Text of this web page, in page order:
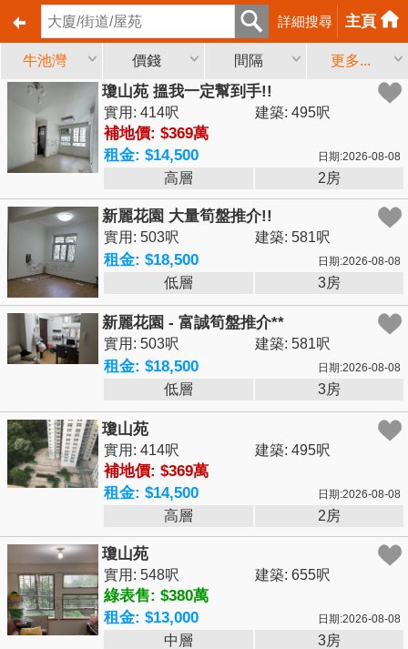
詳細搜尋 主頁
牛池灣 價錢 間隔 更多...
瓊山苑 搵我一定幫到手!!
實用: 414呎 建築: 495呎
補地價: $369萬
租金: $14,500
日期:2026-08-08
高層 2房
新麗花園 大量筍盤推介!!
實用: 503呎 建築: 581呎
租金: $18,500 日期:2026-08-08
低層 3房
新麗花園 - 富誠筍盤推介**
實用: 503呎 建築: 581呎
租金: $18,500 日期:2026-08-08
低層 3房
瓊山苑
實用: 414呎 建築: 495呎
補地價: $369萬
租金: $14,500
日期:2026-08-08
高層 2房
瓊山苑
實用: 548呎 建築: 655呎
綠表售: $380萬
租金: $13,000
日期:2026-08-08
中層 3房